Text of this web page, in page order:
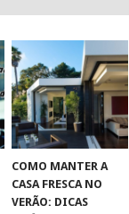
COMO MANTER A
CASA FRESCA NO
VERÃO: DICAS